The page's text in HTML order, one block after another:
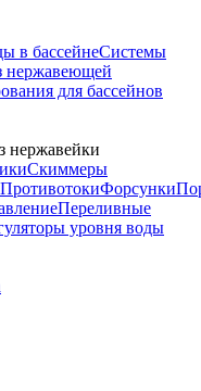
в бассейнеСистемы
нержавеющей
для бассейнов
нержавейки
Скиммеры
ПротивотокиФорсунки
Переливные
уровня воды